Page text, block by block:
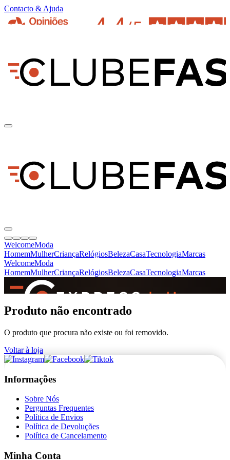
Contacto & Ajuda
WelcomeModa
HomemMulherCriançaRelógiosBelezaCasaTecnologiaMarcas
WelcomeModa
HomemMulherCriançaRelógiosBelezaCasaTecnologiaMarcas
+de 36.000 reviews
Produto não encontrado
O produto que procura não existe ou foi removido.
Voltar à loja
Informações
Sobre Nós
Perguntas Frequentes
Política de Envios
Política de Devoluções
Política de Cancelamento
Minha Conta